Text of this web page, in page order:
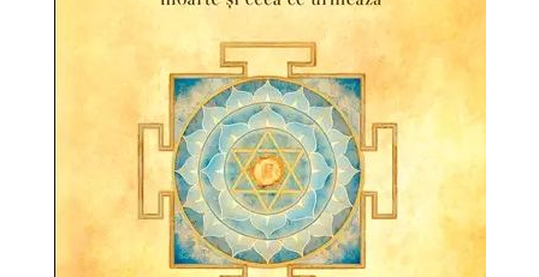
Hobby și Divertisment
Istorie și Civilizații
Istorie și Conspirații
Manuale și Dicționare
Medicină și Sănătate
Practic. Casă și Grădina
Psihologie